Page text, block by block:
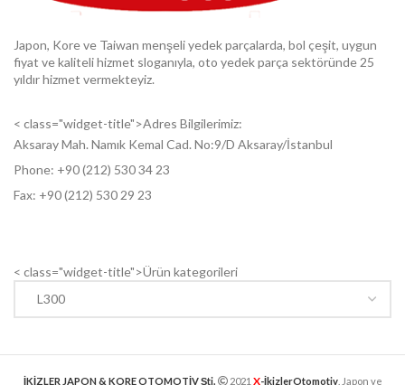
Japon, Kore ve Taiwan menşeli yedek parçalarda, bol çeşit, uygun
fiyat ve kaliteli hizmet sloganıyla, oto yedek parça sektöründe 25
yıldır hizmet vermekteyiz.
< class="widget-title">Adres Bilgilerimiz:
Aksaray Mah. Namık Kemal Cad. No:9/D Aksaray/İstanbul
Phone: +90 (212) 530 34 23
Fax: +90 (212) 530 29 23
< class="widget-title">Ürün kategorileri
İKİZLER JAPON & KORE OTOMOTİV Şti. 2021 X-İkizlerOtomotiv. Japon ve